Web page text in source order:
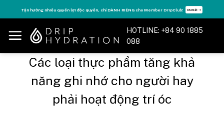
to
content
Tăng năng lượng - sống đỉnh cao với thẻ Vitamin Drip Membership. Xem ngay ➝
HOTLINE: +84 90 1885
088
Các loại thực phẩm tăng khả
năng ghi nhớ cho người hay
phải hoạt động trí óc